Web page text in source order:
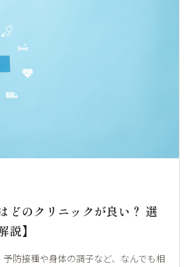
どのクリニックが良い？ 選
説】
防接種や身体の調子など、なんでも相